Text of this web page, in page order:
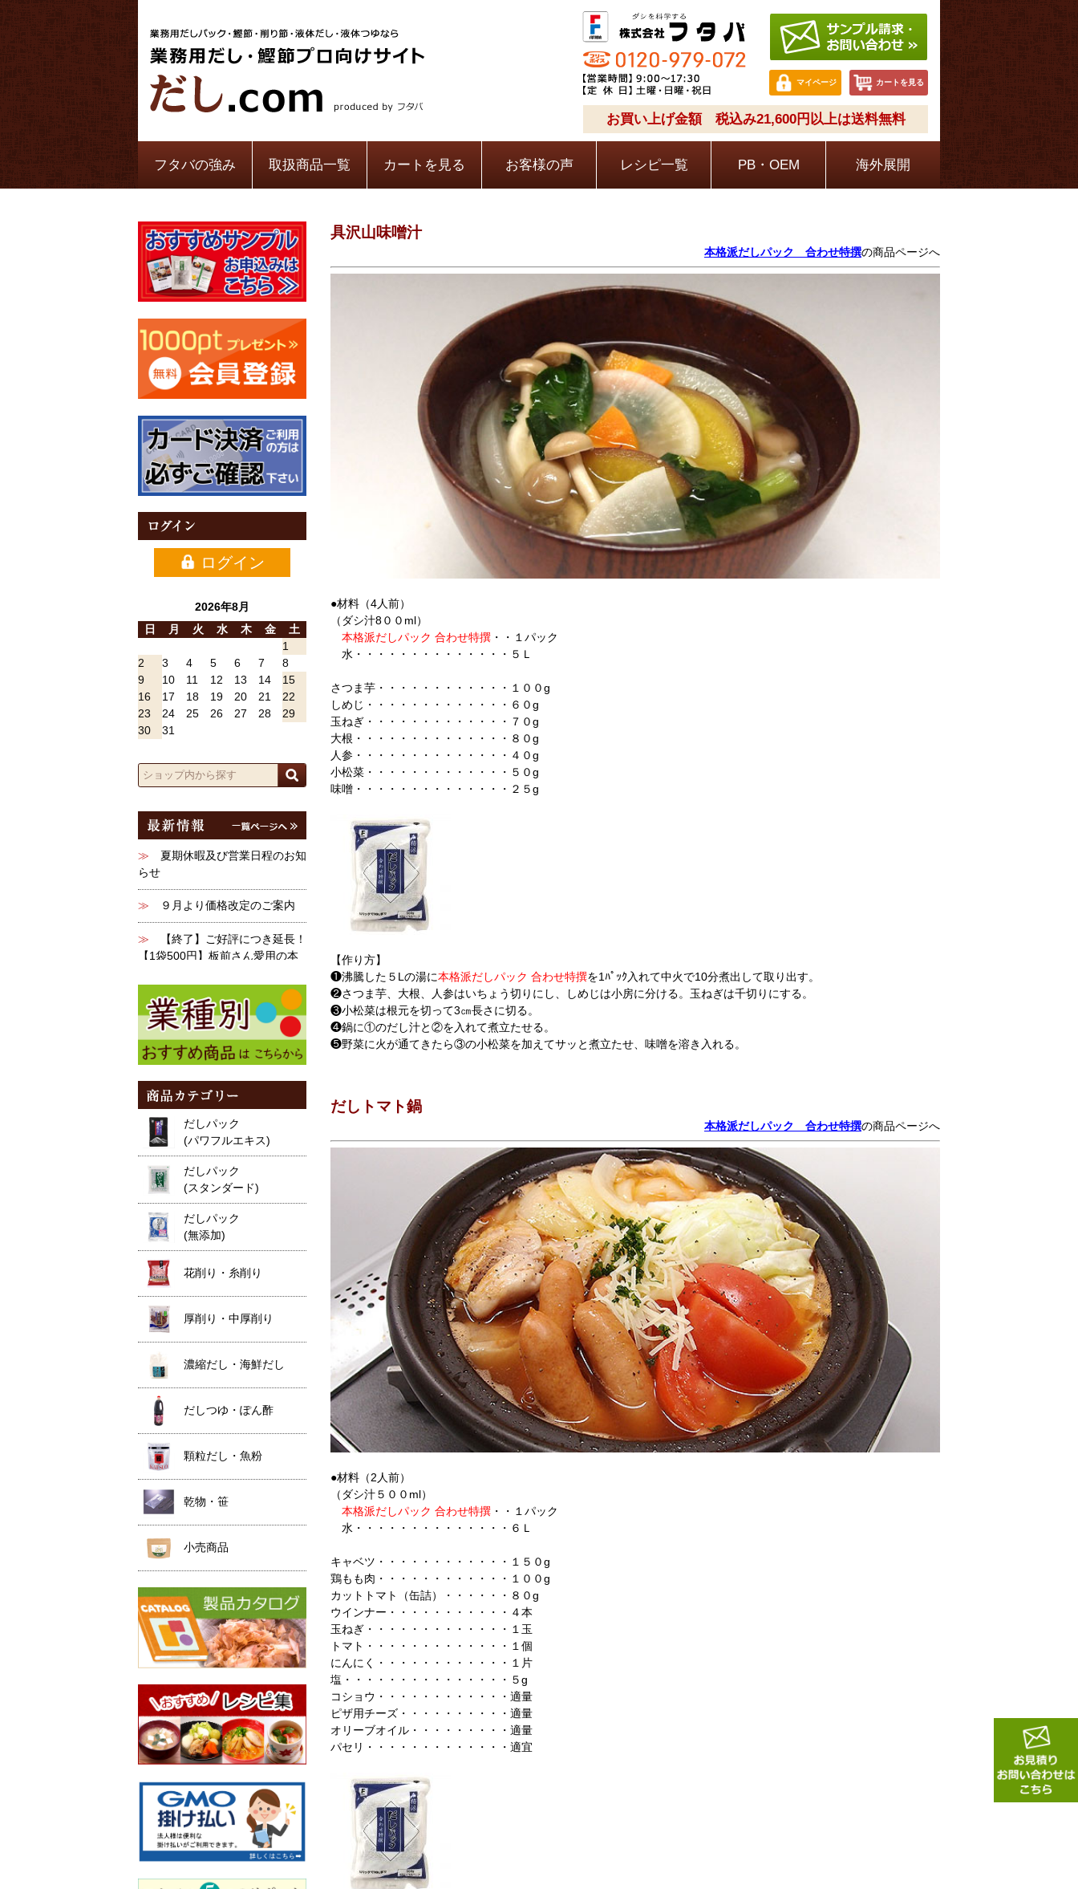
マイページ カートを見る
お買い上げ金額 税込み21,600円以上は送料無料
フタバの強み 取扱商品一覧 カートを見る お客様の声 レシピ一覧 PB・OEM 海外展開
具沢山味噌汁
本格派だしパック 合わせ特撰の商品ページへ
●材料（4人前）
（ダシ汁8００ml）
本格派だしパック 合わせ特撰 ・・１パック
水・・・・・・・・・・・・・・５Ｌ
さつま芋・・・・・・・・・・・・１００g
しめじ・・・・・・・・・・・・・６０g
玉ねぎ・・・・・・・・・・・・・７０g
大根・・・・・・・・・・・・・・８０g
人参・・・・・・・・・・・・・・４０g
小松菜・・・・・・・・・・・・・５０g
味噌・・・・・・・・・・・・・・２５g
【作り方】
❶沸騰した５Lの湯に本格派だしパック 合わせ特撰を1ﾊﾟｯｸ入れて中火で10分煮出して取り出す。
❷さつま芋、大根、人参はいちょう切りにし、しめじは小房に分ける。玉ねぎは千切りにする。
❸小松菜は根元を切って3㎝長さに切る。
❹鍋に①のだし汁と②を入れて煮立たせる。
❺野菜に火が通てきたら③の小松菜を加えてサッと煮立たせ、味噌を溶き入れる。
だしトマト鍋
本格派だしパック 合わせ特撰の商品ページへ
●材料（2人前）
（ダシ汁５００ml）
本格派だしパック 合わせ特撰 ・・１パック
水・・・・・・・・・・・・・・６Ｌ
キャベツ・・・・・・・・・・・・１５０g
鶏もも肉・・・・・・・・・・・・１００g
カットトマト（缶詰）・・・・・・８０g
ウインナー・・・・・・・・・・・４本
玉ねぎ・・・・・・・・・・・・・１玉
トマト・・・・・・・・・・・・・１個
にんにく・・・・・・・・・・・・１片
塩・・・・・・・・・・・・・・・５g
コショウ・・・・・・・・・・・・適量
ピザ用チーズ・・・・・・・・・・適量
オリーブオイル・・・・・・・・・適量
パセリ・・・・・・・・・・・・・適宜
ログイン
2026年8月
日
月 火 水 木 金
土
1
2
3 4 5 6 7
8
9
10 11 12 13 14
15
16
17 18 19 20 21
22
23
24 25 26 27 28
29
30
31
だしパック
(パワフルエキス)
だしパック
(スタンダード)
だしパック
(無添加)
花削り・糸削り
厚削り・中厚削り
濃縮だし・海鮮だし
だしつゆ・ぽん酢
顆粒だし・魚粉
乾物・笹
小売商品